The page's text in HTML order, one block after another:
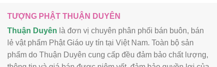
TƯỢNG PHẬT THUẬN DUYÊN
Thuận Duyên là đơn vị chuyên phân phối bán buôn, bán
lẻ vật phẩm Phật Giáo uy tín tại Việt Nam. Toàn bộ sản
phẩm do Thuận Duyên cung cấp đều đảm bảo chất lượng,